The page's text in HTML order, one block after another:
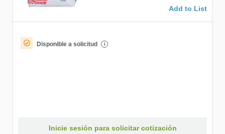
Add to List
Disponible a solicitud i
Inicie sesión para solicitar cotización